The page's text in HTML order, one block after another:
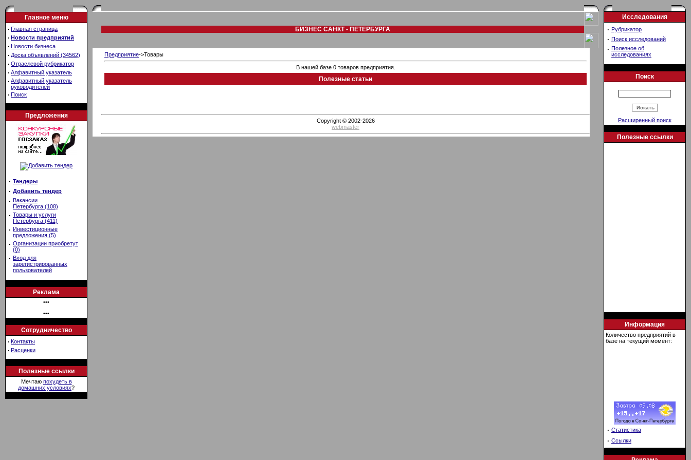
Главное меню
· Главная страница
· Новости предприятий
· Новости бизнеса
· Доска объявлений (34562)
· Отраслевой рубрикатор
· Алфавитный указатель
· Алфавитный указатель
руководителей
· Поиск
Предложения
· Тендеры
· Добавить тендер
· Вакансии
Петербурга (108)
· Товары и услуги
Петербурга (411)
· Инвестиционные
предложения (5)
· Организации приобретут
(0)
· Вход для
зарегистрированных
пользователей
Реклама
•••
•••
Сотрудничество
· Контакты
· Расценки
Полезные ссылки
Мечтаю похудеть в
домашних условиях?
БИЗНЕС САНКТ - ПЕТЕРБУРГА
Предприятие->Товары
В нашей базе 0 товаров предприятия.
Полезные статьи
Copyright © 2002-2026
webmaster
Исследования
· Рубрикатор
· Поиск исследований
· Полезное об
исследованиях
Поиск
Расширенный поиск
Полезные ссылки
Информация
Количество предприятий в
базе на текущий момент:
· Статистика
· Ссылки